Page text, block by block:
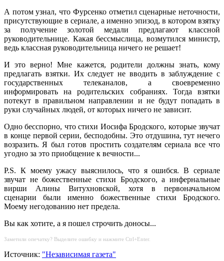
А потом узнал, что Фурсенко отметил сценарные неточности,
присутствующие в сериале, а именно эпизод, в котором взятку
за получение золотой медали предлагают классной
руководительнице. Какая бессмыслица, возмутился министр,
ведь классная руководительница ничего не решает!
И это верно! Мне кажется, родители должны знать, кому
предлагать взятки. Их следует не вводить в заблуждение с
государственных телеканалов, а своевременно
информировать на родительских собраниях. Тогда взятки
потекут в правильном направлении и не будут попадать в
руки случайных людей, от которых ничего не зависит.
Одно бесспорно, что стихи Иосифа Бродского, которые звучат
в конце первой серии, бесподобны. Это отдушина, тут нечего
возразить. Я был готов простить создателям сериала все что
угодно за это приобщение к вечности...
P.S. К моему ужасу выяснилось, что я ошибся. В сериале
звучат не божественные стихи Бродского, а инфернальные
вирши Алины Витухновской, хотя в первоначальном
сценарии были именно божественные стихи Бродского.
Моему негодованию нет предела.
Вы как хотите, а я пошел строчить доносы...
Заметили опечатку? Выделите ошибку и нажмите Ctrl+Enter.
Источник: "Независимая газета"